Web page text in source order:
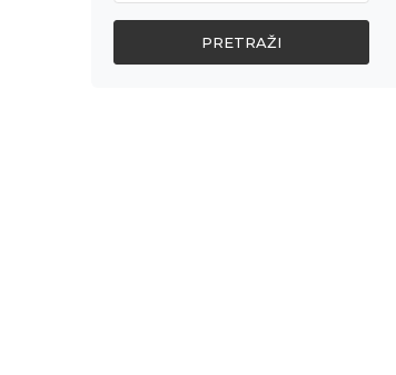
PRETRAŽI